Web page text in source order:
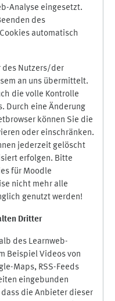
Analyse eingesetzt.
des
automatisch
des Nutzers/der
an uns übermittelt.
die volle Kontrolle
Durch eine Änderung
können Sie die
oder einschränken.
jederzeit gelöscht
erfolgen. Bitte
für Moodle
nicht mehr alle
genutzt werden!
Dritter
des Learnweb-
Beispiel Videos von
Maps, RSS-Feeds
eingebunden
die Anbieter dieser